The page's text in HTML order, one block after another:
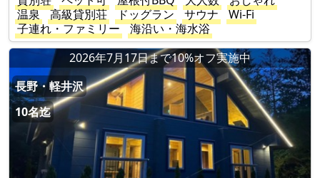
温泉
高級貸別荘 ドッグラン サウナ
Wi-Fi
子連れ・ファミリー
海沿い・海水浴
2026年7月17日まで10%オフ実施中
長野・軽井沢
10名迄